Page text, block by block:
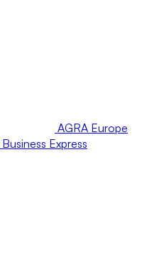
AGRA Europe
Business Express